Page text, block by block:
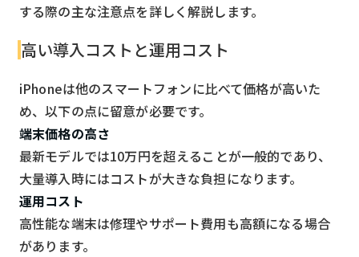
する際の主な注意点を詳しく解説します。
高い導入コストと運用コスト
iPhoneは他のスマートフォンに比べて価格が高いた
め、以下の点に留意が必要です。
端末価格の高さ
最新モデルでは10万円を超えることが一般的であり、
大量導入時にはコストが大きな負担になります。
運用コスト
高性能な端末は修理やサポート費用も高額になる場合
があります。